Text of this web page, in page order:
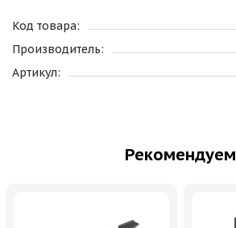
Код товара:
Производитель:
Артикул:
Рекомендуем